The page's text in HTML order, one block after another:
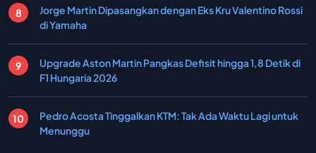
Jorge Martin Dipasangkan dengan Eks Kru Valentino Rossi
di Yamaha
Upgrade Aston Martin Pangkas Defisit hingga 1,8 Detik di
F1 Hungaria 2026
Pedro Acosta Tinggalkan KTM: Tak Ada Waktu Lagi untuk
Menunggu